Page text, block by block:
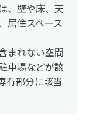
、壁や床、天
居住スペース
まれない空間
車場などが該
有部分に該当